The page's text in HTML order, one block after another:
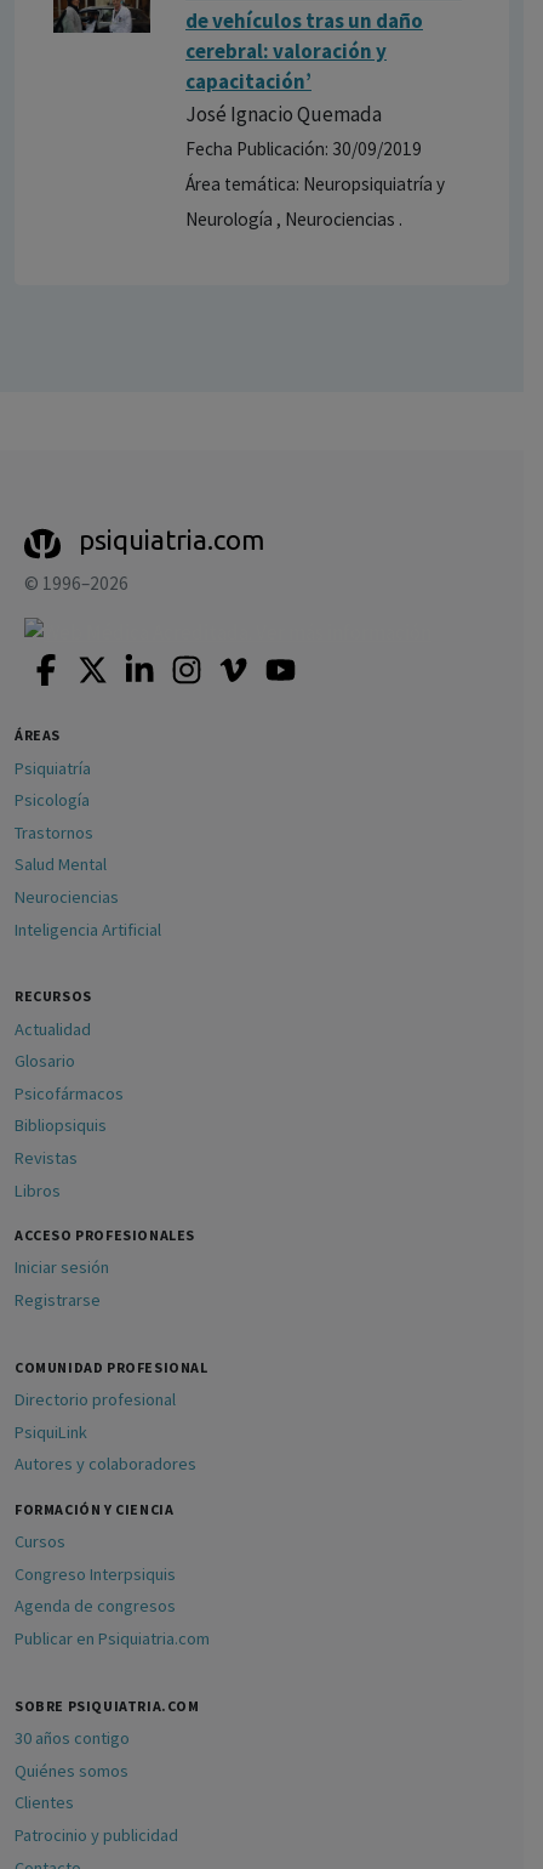
de vehículos tras un daño
cerebral: valoración y
capacitación’
José Ignacio Quemada
Fecha Publicación: 30/09/2019
Área temática: Neuropsiquiatría y
Neurología , Neurociencias .
psiquiatria.com
© 1996–2026
ÁREAS
Psiquiatría
Psicología
Trastornos
Salud Mental
Neurociencias
Inteligencia Artificial
RECURSOS
Actualidad
Glosario
Psicofármacos
Bibliopsiquis
Revistas
Libros
ACCESO PROFESIONALES
Iniciar sesión
Registrarse
COMUNIDAD PROFESIONAL
Directorio profesional
PsiquiLink
Autores y colaboradores
FORMACIÓN Y CIENCIA
Cursos
Congreso Interpsiquis
Agenda de congresos
Publicar en Psiquiatria.com
SOBRE PSIQUIATRIA.COM
30 años contigo
Quiénes somos
Clientes
Patrocinio y publicidad